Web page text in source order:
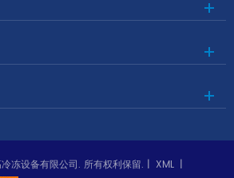
冻设备有限公司. 所有权利保留. | XML |